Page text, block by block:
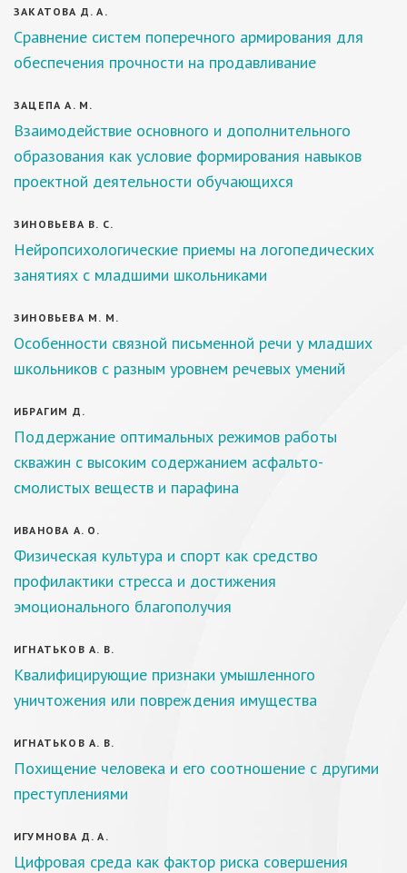
ЗАКАТОВА Д. А.
Сравнение систем поперечного армирования для
обеспечения прочности на продавливание
ЗАЦЕПА А. М.
Взаимодействие основного и дополнительного
образования как условие формирования навыков
проектной деятельности обучающихся
ЗИНОВЬЕВА В. С.
Нейропсихологические приемы на логопедических
занятиях с младшими школьниками
ЗИНОВЬЕВА М. М.
Особенности связной письменной речи у младших
школьников с разным уровнем речевых умений
ИБРАГИМ Д.
Поддержание оптимальных режимов работы
скважин с высоким содержанием асфальто-
смолистых веществ и парафина
ИВАНОВА А. О.
Физическая культура и спорт как средство
профилактики стресса и достижения
эмоционального благополучия
ИГНАТЬКОВ А. В.
Квалифицирующие признаки умышленного
уничтожения или повреждения имущества
ИГНАТЬКОВ А. В.
Похищение человека и его соотношение с другими
преступлениями
ИГУМНОВА Д. А.
Цифровая среда как фактор риска совершения